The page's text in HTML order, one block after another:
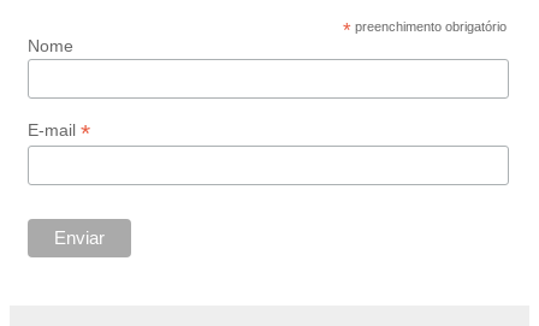
* preenchimento obrigatório
Nome
E-mail *